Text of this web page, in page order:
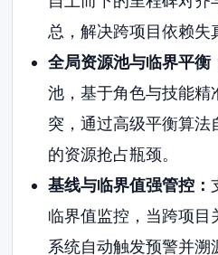
总，解决跨项目依赖失
全局资源池与临界平衡
池，基于角色与技能精
突，通过高级平衡算
的资源抢占瓶颈。
基线与临界值强管控：
临界值监控，当跨项目
系统自动触发预警并溯